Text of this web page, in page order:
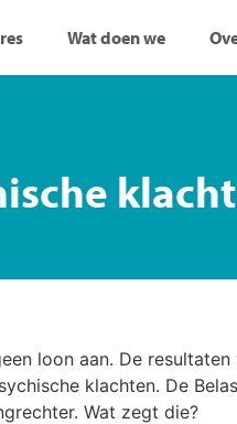
Wat doen we
loon aan. De
klachten. De
Wat zegt die?